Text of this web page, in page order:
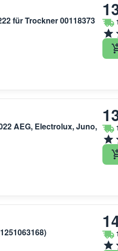
für Trockner 00118373
AEG, Electrolux, Juno,